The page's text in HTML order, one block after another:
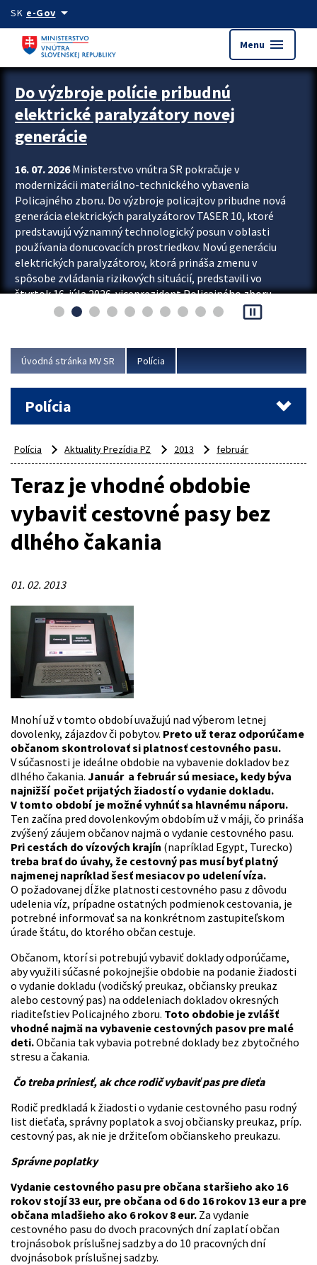
Preskocit na hlavný obsah
SK e-Govarrow_drop_down
Menu menu
Zastavit automatický posun upútavok
Do výzbroje polície pribudnú
elektrické paralyzátory novej
generácie
16. 07. 2026Ministerstvo vnútra SR pokračuje v
modernizácii materiálno-technického vybavenia
Policajného zboru. Do výzbroje policajtov pribudne nová
generácia elektrických paralyzátorov TASER 10, ktoré
predstavujú významný technologický posun v oblasti
používania donucovacích prostriedkov. Novú generáciu
elektrických paralyzátorov, ktorá prináša zmenu v
spôsobe zvládania rizikových situácií, predstavili vo
štvrtok 16. júla 2026 viceprezident Policajného zboru
Rastislav Polakovič a riaditeľ odboru výcviku...
pause_presentation
Úvodná stránka MV SR Polícia
Polícia
Polícia Aktuality Prezídia PZ 2013 február
Teraz je vhodné obdobie
vybaviť cestovné pasy bez
dlhého čakania
01. 02. 2013
Mnohí už v tomto období uvažujú nad výberom letnej
dovolenky, zájazdov či pobytov. Preto už teraz odporúčame
občanom skontrolovať si platnosť cestovného pasu.
V súčasnosti je ideálne obdobie na vybavenie dokladov bez
dlhého čakania. Január a február sú mesiace, kedy býva
najnižší počet prijatých žiadostí o vydanie dokladu.
V tomto období je možné vyhnúť sa hlavnému náporu.
Ten začína pred dovolenkovým obdobím už v máji, čo prináša
zvýšený záujem občanov najmä o vydanie cestovného pasu.
Pri cestách do vízových krajín (napríklad Egypt, Turecko)
treba brať do úvahy, že cestovný pas musí byť platný
najmenej napríklad šesť mesiacov po udelení víza.
O požadovanej dĺžke platnosti cestovného pasu z dôvodu
udelenia víz, prípadne ostatných podmienok cestovania, je
potrebné informovať sa na konkrétnom zastupiteľskom
úrade štátu, do ktorého občan cestuje.
Občanom, ktorí si potrebujú vybaviť doklady odporúčame,
aby využili súčasné pokojnejšie obdobie na podanie žiadosti
o vydanie dokladu (vodičský preukaz, občiansky preukaz
alebo cestovný pas) na oddeleniach dokladov okresných
riaditeľstiev Policajného zboru. Toto obdobie je zvlášť
vhodné najmä na vybavenie cestovných pasov pre malé
deti.Občania tak vybavia potrebné doklady bez zbytočného
stresu a čakania.
Čo treba priniesť, ak chce rodič vybaviť pas pre dieťa
Rodič predkladá k žiadosti o vydanie cestovného pasu rodný
list dieťaťa, správny poplatok a svoj občiansky preukaz, príp.
cestovný pas, ak nie je držiteľom občianskeho preukazu.
Správne poplatky
Vydanie cestovného pasu pre občana staršieho ako 16
rokov stojí 33 eur, pre občana od 6 do 16 rokov 13 eur a pre
občana mladšieho ako 6 rokov 8 eur. Za vydanie
cestovného pasu do dvoch pracovných dní zaplatí občan
trojnásobok príslušnej sadzby a do 10 pracovných dní
dvojnásobok príslušnej sadzby.